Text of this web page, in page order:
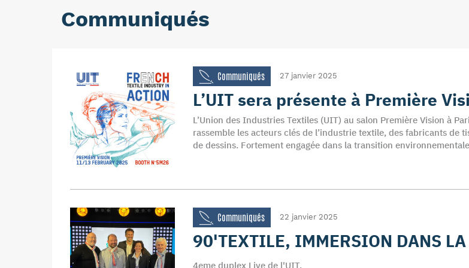
Communiqués
Communiqués 27 janvier 2025
L’UIT sera présente à Première
L’Union des Industries Textiles (UIT) au salon Première Vision à
rassemble les acteurs clés de l’industrie textile, des fabricants de
de dessins. Fortement engagée dans la transition
Communiqués 22 janvier 2025
90'TEXTILE, IMMERSION DANS
4eme duplex Live de l'UIT.